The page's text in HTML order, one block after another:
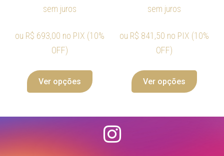
sem juros
ou R$ 693,00 no PIX (10%
OFF)
Ver opções
sem juros
ou R$ 841,50 no PIX (10%
OFF)
Ver opções